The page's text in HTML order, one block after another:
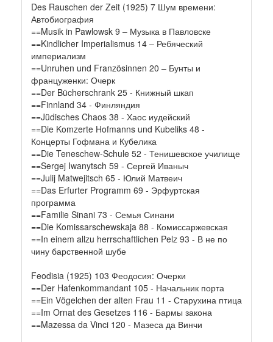
Des Rauschen der Zeit (1925) 7 Шум времени:
Автобиография
==Musik in Pawlowsk 9 – Музыка в Павловске
==Kindlicher Imperialismus 14 – Ребяческий
империализм
==Unruhen und Französinnen 20 – Бунты и
француженки: Очерк
==Der Bücherschrank 25 - Книжный шкап
==Finnland 34 - Финляндия
==Jüdisches Chaos 38 - Хаос иудейский
==Die Komzerte Hofmanns und Kubeliks 48 -
Концерты Гофмана и Кубелика
==Die Teneschew-Schule 52 - Тенишевское училище
==Sergej Iwanytsch 59 - Сергей Иваныч
==Julij Matwejitsch 65 - Юлий Матвеич
==Das Erfurter Programm 69 - Эрфуртская
программа
==Familie Sinani 73 - Семья Синани
==Die Komissarschewskaja 88 - Комиссаржевская
==In einem allzu herrschaftlichen Pelz 93 - В не по
чину барственной шубе
Feodisia (1925) 103 Феодосия: Очерки
==Der Hafenkommandant 105 - Начальник порта
==Ein Vögelchen der alten Frau 11 - Старухина птица
==Im Ornat des Gesetzes 116 - Бармы закона
==Mazessa da Vinci 120 - Мазеса да Винчи